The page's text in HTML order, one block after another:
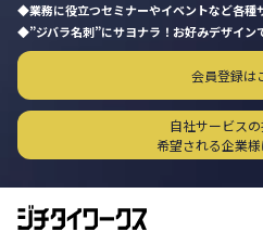
業務に役立つセミナーやイベントなど各種
”ジバラ名刺”にサヨナラ！お好みデザイン
会員登録は
自社サービス
希望される企業